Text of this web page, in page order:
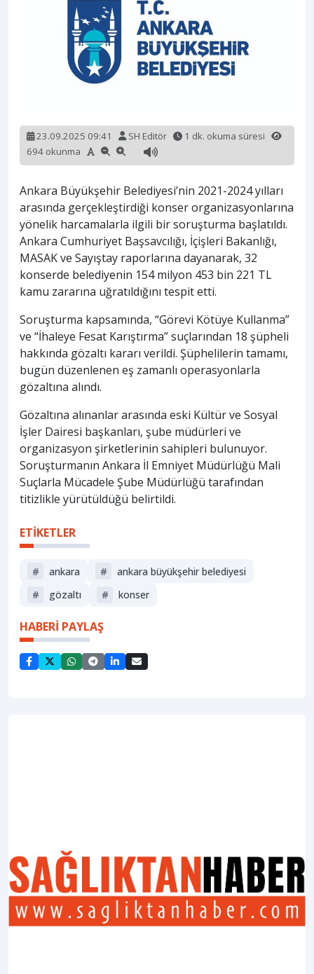
23.09.2025 09:41 SH Editör
1 dk. okuma süresi
694 okunma
Ankara Büyükşehir Belediyesi’nin 2021-2024 yılları
arasında gerçekleştirdiği konser organizasyonlarına
yönelik harcamalarla ilgili bir soruşturma başlatıldı.
Ankara Cumhuriyet Başsavcılığı, İçişleri Bakanlığı,
MASAK ve Sayıştay raporlarına dayanarak, 32
konserde belediyenin 154 milyon 453 bin 221 TL
kamu zararına uğratıldığını tespit etti.
Soruşturma kapsamında, “Görevi Kötüye Kullanma”
ve “İhaleye Fesat Karıştırma” suçlarından 18 şüpheli
hakkında gözaltı kararı verildi. Şüphelilerin tamamı,
bugün düzenlenen eş zamanlı operasyonlarla
gözaltına alındı.
Gözaltına alınanlar arasında eski Kültür ve Sosyal
İşler Dairesi başkanları, şube müdürleri ve
organizasyon şirketlerinin sahipleri bulunuyor.
Soruşturmanın Ankara İl Emniyet Müdürlüğü Mali
Suçlarla Mücadele Şube Müdürlüğü tarafından
titizlikle yürütüldüğü belirtildi.
ETİKETLER
# ankara #
ankara büyükşehir belediyesi
#
gözaltı # konser
HABERİ PAYLAŞ